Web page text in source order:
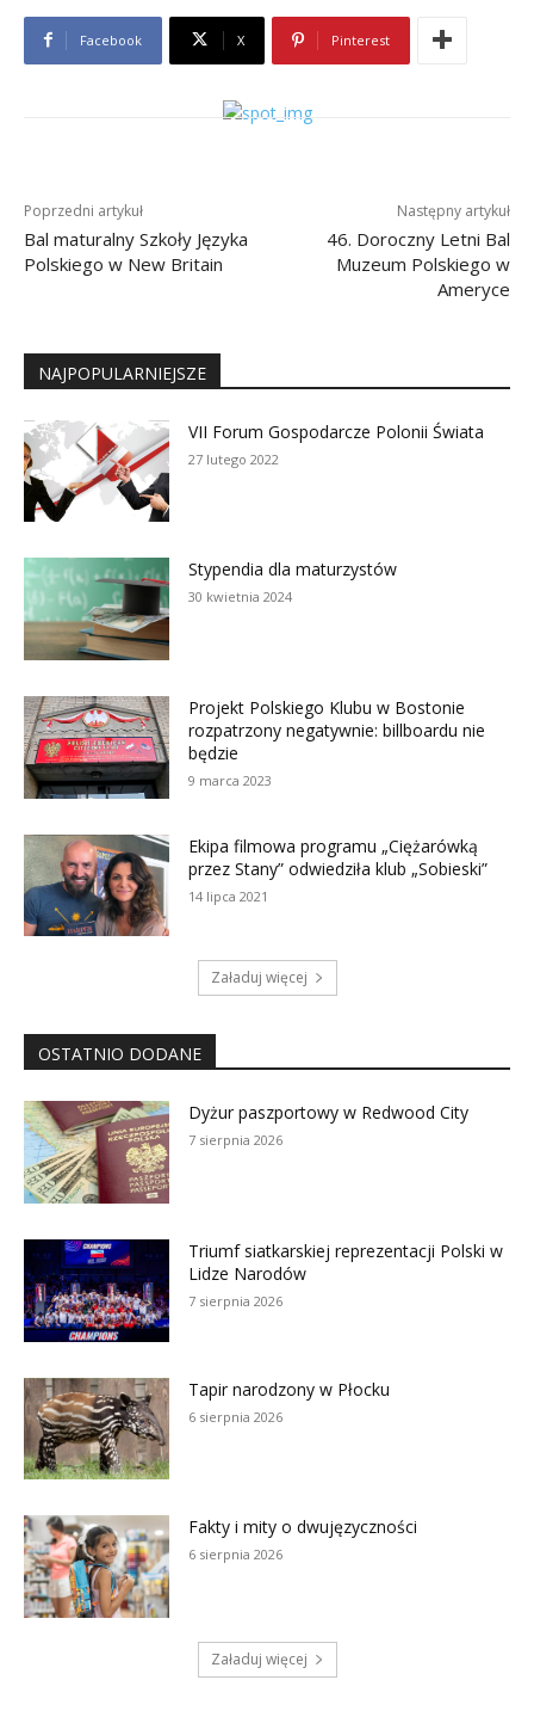
Facebook X Pinterest
Poprzedni artykuł
Bal maturalny Szkoły Języka
Polskiego w New Britain
Następny artykuł
46. Doroczny Letni Bal
Muzeum Polskiego w
Ameryce
NAJPOPULARNIEJSZE
VII Forum Gospodarcze Polonii Świata
27 lutego 2022
Stypendia dla maturzystów
30 kwietnia 2024
Projekt Polskiego Klubu w Bostonie
rozpatrzony negatywnie: billboardu nie
będzie
9 marca 2023
Ekipa filmowa programu „Ciężarówką
przez Stany” odwiedziła klub „Sobieski”
14 lipca 2021
Załaduj więcej
OSTATNIO DODANE
Dyżur paszportowy w Redwood City
7 sierpnia 2026
Triumf siatkarskiej reprezentacji Polski w
Lidze Narodów
7 sierpnia 2026
Tapir narodzony w Płocku
6 sierpnia 2026
Fakty i mity o dwujęzyczności
6 sierpnia 2026
Załaduj więcej